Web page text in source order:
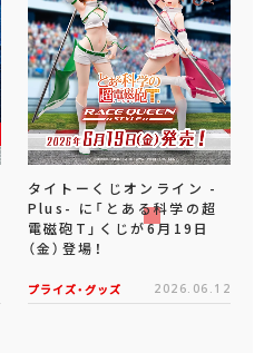
タイトーくじオンライン -
Plus- に「とある科学の超
電磁砲T」くじが6月19日
（金）登場！
プライズ・グッズ 2026.06.12